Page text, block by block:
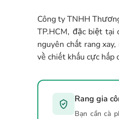
Công ty TNHH
TP.HCM, đặc biệt tại
nguyên chất rang
về chiết khấu cực hấp
Rang gia
Bạn cần cà